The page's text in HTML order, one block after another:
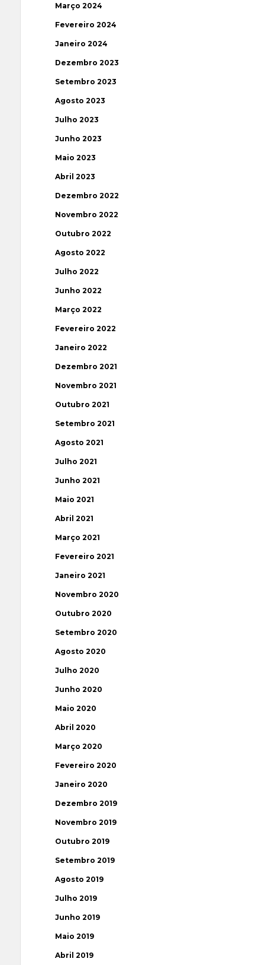
Março 2024
Fevereiro 2024
Janeiro 2024
Dezembro 2023
Setembro 2023
Agosto 2023
Julho 2023
Junho 2023
Maio 2023
Abril 2023
Dezembro 2022
Novembro 2022
Outubro 2022
Agosto 2022
Julho 2022
Junho 2022
Março 2022
Fevereiro 2022
Janeiro 2022
Dezembro 2021
Novembro 2021
Outubro 2021
Setembro 2021
Agosto 2021
Julho 2021
Junho 2021
Maio 2021
Abril 2021
Março 2021
Fevereiro 2021
Janeiro 2021
Novembro 2020
Outubro 2020
Setembro 2020
Agosto 2020
Julho 2020
Junho 2020
Maio 2020
Abril 2020
Março 2020
Fevereiro 2020
Janeiro 2020
Dezembro 2019
Novembro 2019
Outubro 2019
Setembro 2019
Agosto 2019
Julho 2019
Junho 2019
Maio 2019
Abril 2019